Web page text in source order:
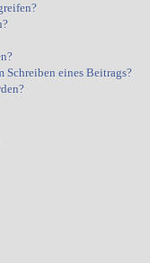
Schreiben eines Beitrags?